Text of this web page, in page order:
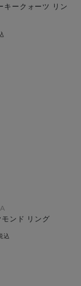
キークォーツ リン
ンド リング
込